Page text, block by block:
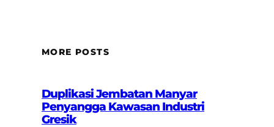
MORE POSTS
Duplikasi Jembatan Manyar
Penyangga Kawasan Industri
Gresik